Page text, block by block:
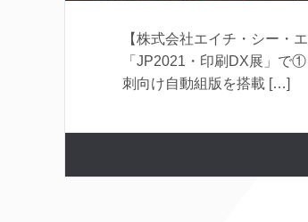
【株式会社エイチ・シー・
「JP2021・印刷DX展」で
刺向け自動組版を搭載 […]